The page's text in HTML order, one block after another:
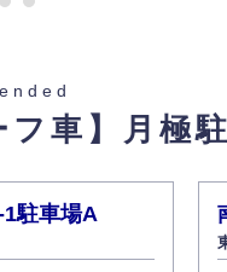
車】 月極
1駐車場A